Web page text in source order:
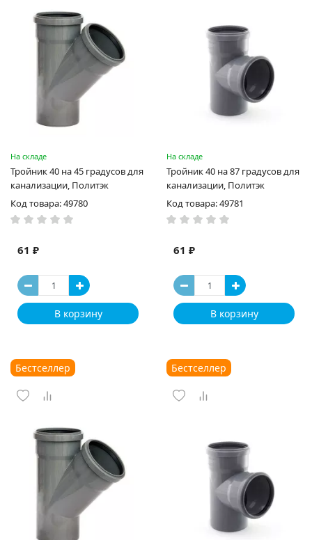
На складе
Тройник 40 на 45 градусов для
канализации, Политэк
Код товара: 49780
61 ₽
В корзину
На складе
Тройник 40 на 87 градусов для
канализации, Политэк
Код товара: 49781
61 ₽
В корзину
Бестселлер Бестселлер